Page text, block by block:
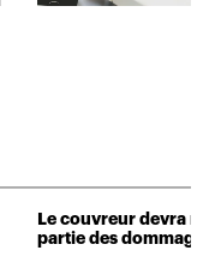
Le couvreur devra
partie des dommages